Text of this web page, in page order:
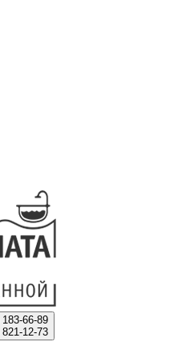
183-66-89
821-12-73